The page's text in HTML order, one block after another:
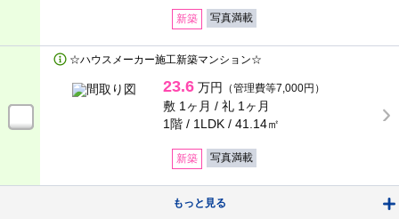
新築 写真満載
☆ハウスメーカー施工新築マンション☆
23.6 万円 （管理費等7,000円）
敷 1ヶ月 / 礼 1ヶ月
1階 / 1LDK / 41.14㎡
新築 写真満載
もっと見る
女性限定
高齢者向け
マンスリー可